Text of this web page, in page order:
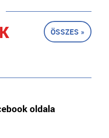
ÖSSZES »
oldala